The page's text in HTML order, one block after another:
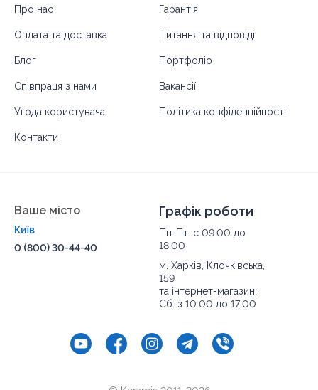
Про нас Гарантія
Оплата та доставка Питання та відповіді
Блог Портфоліо
Співпраця з нами Вакансії
Угода користувача Політика конфіденційності
Контакти
Ваше місто
Київ
0 (800) 30-44-40
Графік роботи
Пн-Пт: с 09:00 до
18:00
м. Харків, Клочківська,
159
та інтернет-магазин:
Сб: з 10:00 до 17:00